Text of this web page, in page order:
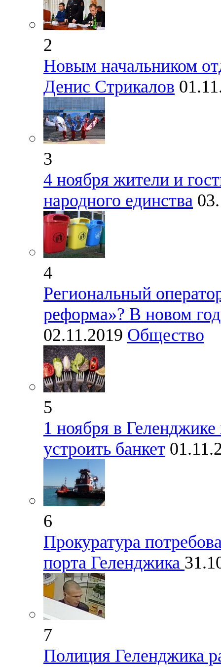
2
Новым начальником
Денис Стрикалов
3
4 ноября жители и
народного единства
4
Региональный
реформа»? В новом
02.11.2019 Общество
5
1 ноября в Геленджике
устроить банкет
6
Прокуратура
порта Геленджика
7
Полиция Геленджика